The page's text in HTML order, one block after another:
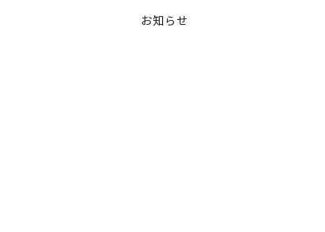
お知らせ